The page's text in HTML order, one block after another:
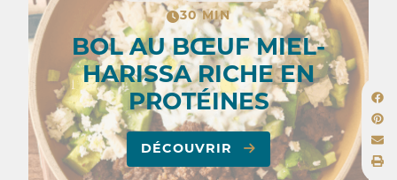
30 MIN
BOL AU BŒUF MIEL-
HARISSA RICHE EN
PROTÉINES
DÉCOUVRIR